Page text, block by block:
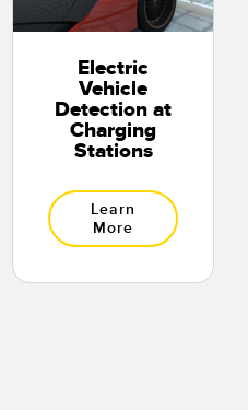
Electric
Vehicle
Detection at
Charging
Stations
Learn
More